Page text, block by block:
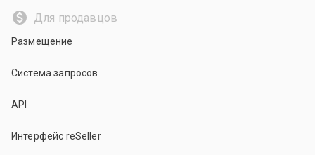
Для продавцов
Размещение
Система запросов
API
Интерфейс reSeller